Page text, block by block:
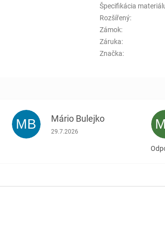
Špecifikácia
Rozšířený:
Zámok:
Záruka:
Značka:
MB Mário Bulejko
Hodnotenie obchodu je 5 z 5
29.7.2026